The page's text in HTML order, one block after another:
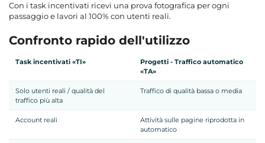
Con i task incentivati ricevi una prova fotografica per ogni
passaggio e lavori al 100% con utenti reali.
Confronto rapido dell'utilizzo
Task incentivati «TI»
Progetti - Traffico automatico
«TA»
Solo utenti reali / qualità del
traffico più alta
Traffico di qualità bassa o media
Account reali
Attività sulle pagine riprodotta in
automatico